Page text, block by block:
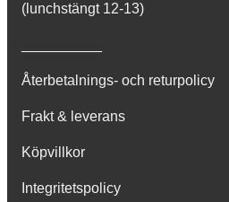
(lunchstängt 12-13)
Återbetalnings- och returpolicy
Frakt & leverans
Köpvillkor
Integritetspolicy